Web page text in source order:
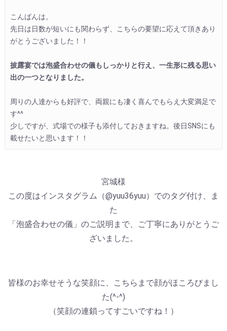
こんばんは。
先日は日数が短いにも関わらず、こちらの要望に応えて頂きあり
がとうございました！！
披露宴では泡盛合わせの儀もしっかりと行え、一生形に残る思い
出の一つとなりました。
周りの人達からも好評で、両親にも凄く喜んでもらえ大変満足で
す^^
少しですが、式場での様子も添付しておきますね。後日SNSにも
載せたいと思います！！
宮城様
この度はインスタグラム（@yuu36yuu）でのタグ付け、ま
た
「泡盛合わせの儀」のご説明まで、ご丁寧にありがとうご
ざいました。
皆様のお幸せそうな笑顔に、こちらまで顔がほころびまし
た(^-^)
（笑顔の連鎖ってすごいですね！）